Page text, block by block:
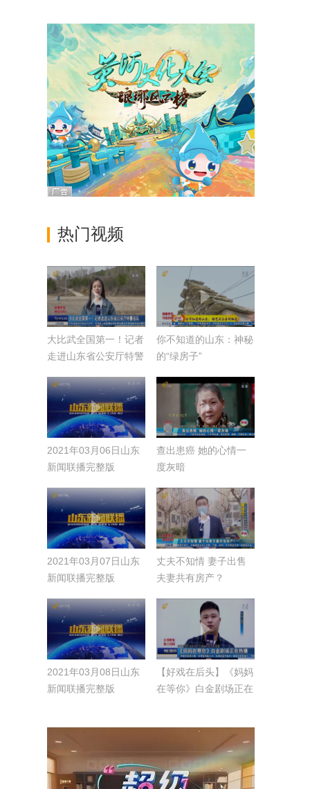
热门视频
大比武全国第一！记者
走进山东省公安厅特警
你不知道的山东：神秘
的“绿房子”
2021年03月06日山东
新闻联播完整版
查出患癌 她的心情一
度灰暗
2021年03月07日山东
新闻联播完整版
丈夫不知情 妻子出售
夫妻共有房产？
2021年03月08日山东
新闻联播完整版
【好戏在后头】《妈妈
在等你》白金剧场正在